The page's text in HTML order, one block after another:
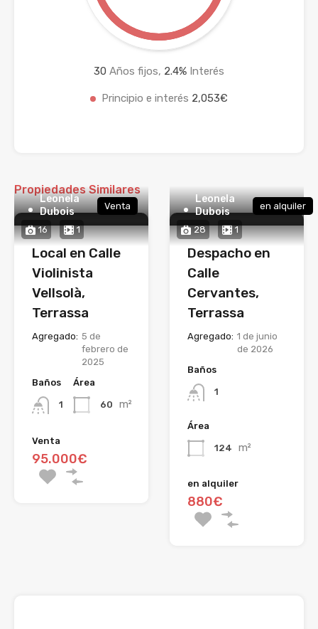
30 Años fijos, 2.4% Interés
Principio e interés 2,053€
Propiedades Similares
16 1
Leonela
Dubois
Venta
Local en Calle
Violinista
Vellsolà,
Terrassa
Agregado: 5 de
febrero de
2025
Baños
1
Área
60 m²
Venta
95.000€
28 1
Leonela
Dubois
en alquiler
Despacho en
Calle
Cervantes,
Terrassa
Agregado: 1 de junio
de 2026
Baños
1
Área
124 m²
en alquiler
880€